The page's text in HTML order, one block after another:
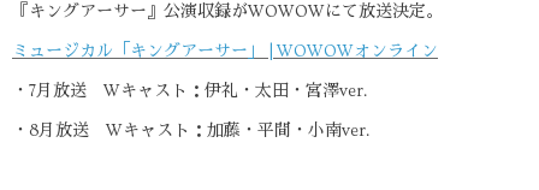
『キングアーサー』公演収録がWOWOWにて放送決定。
ミュージカル「キングアーサー」 | WOWOWオンライン
・7月放送 Wキャスト：伊礼・太田・宮澤ver.
・8月放送 Wキャスト：加藤・平間・小南ver.